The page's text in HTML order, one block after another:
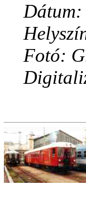
Dátum:
Fotó: